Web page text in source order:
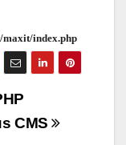
maxit/index.php
CMS